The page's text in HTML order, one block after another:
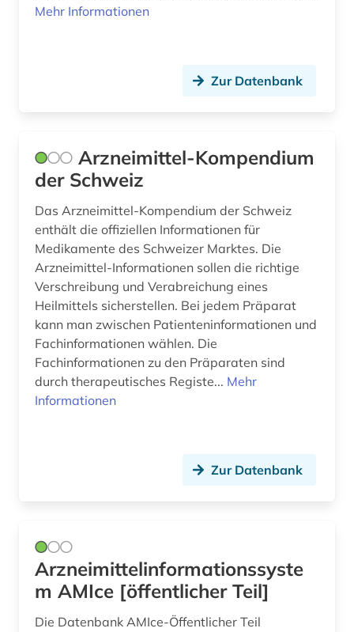
Mehr Informationen
Zur Datenbank
Arzneimittel-Kompendium
der Schweiz
Das Arzneimittel-Kompendium der Schweiz
enthält die offiziellen Informationen für
Medikamente des Schweizer Marktes. Die
Arzneimittel-Informationen sollen die richtige
Verschreibung und Verabreichung eines
Heilmittels sicherstellen. Bei jedem Präparat
kann man zwischen Patienteninformationen und
Fachinformationen wählen. Die
Fachinformationen zu den Präparaten sind
durch therapeutisches Registe... Mehr
Informationen
Zur Datenbank
Arzneimittelinformationssyste
m AMIce [öffentlicher Teil]
Die Datenbank AMIce-Öffentlicher Teil